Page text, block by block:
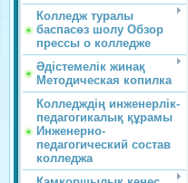
Колледж туралы
баспасөз шолу Обзор
прессы о колледже
Әдістемелік жинақ
Методическая копилка
Колледждің инженерлік-
педагогикалық құрамы
Инженерно-
педагогический состав
колледжа